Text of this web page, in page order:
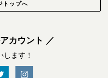
トップへ
カウント ／
します！